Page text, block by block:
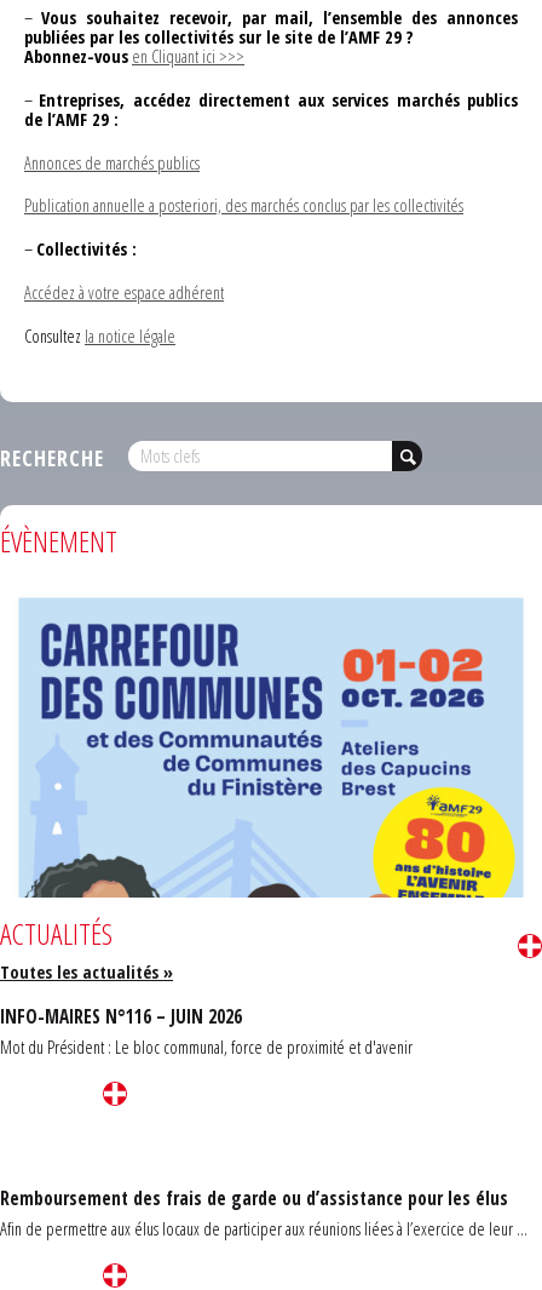
– Vous souhaitez recevoir, par mail, l’ensemble des annonces
publiées par les collectivités sur le site de l’AMF 29 ?
Abonnez-vous en Cliquant ici >>>
– Entreprises, accédez directement aux services marchés publics
de l’AMF 29 :
Annonces de marchés publics
Publication annuelle a posteriori, des marchés conclus par les collectivités
– Collectivités :
Accédez à votre espace adhérent
Consultez la notice légale
RECHERCHE
ÉVÈNEMENT
ACTUALITÉS
Toutes les actualités »
INFO-MAIRES N°116 – JUIN 2026
Mot du Président : Le bloc communal, force de proximité et d'avenir
Remboursement des frais de garde ou d’assistance pour les élus
Afin de permettre aux élus locaux de participer aux réunions liées à l’exercice de leur ...